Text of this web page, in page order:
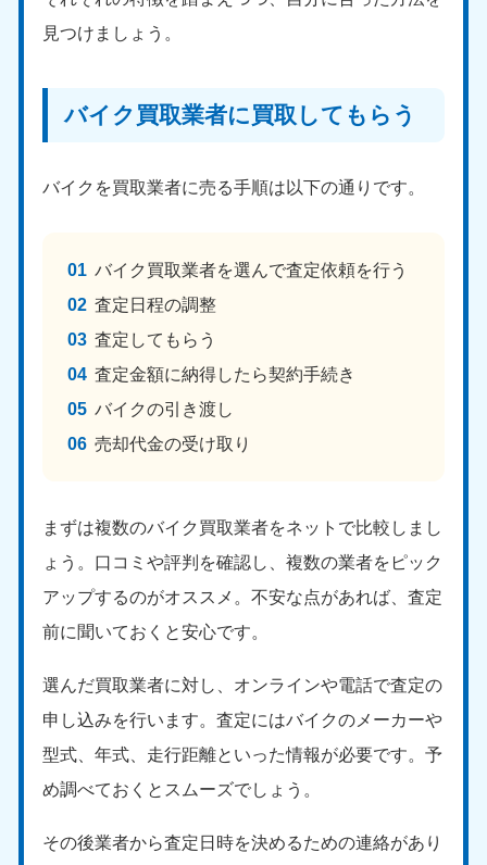
見つけましょう。
バイク買取業者に買取してもらう
バイクを買取業者に売る手順は以下の通りです。
バイク買取業者を選んで査定依頼を行う
査定日程の調整
査定してもらう
査定金額に納得したら契約手続き
バイクの引き渡し
売却代金の受け取り
まずは複数のバイク買取業者をネットで比較しまし
ょう。口コミや評判を確認し、複数の業者をピック
アップするのがオススメ。不安な点があれば、査定
前に聞いておくと安心です。
選んだ買取業者に対し、オンラインや電話で査定の
申し込みを行います。査定にはバイクのメーカーや
型式、年式、走行距離といった情報が必要です。予
め調べておくとスムーズでしょう。
その後業者から査定日時を決めるための連絡があり
福島県
関東
050-1881-5265 050-1881-5264
千葉県
050-1881-5268
9:00〜19:00 年中無休
埼玉県
栃木県
050-1881-5270
9:00〜19:00 年中無休
茨城県
050-1881-5269
群馬県
中部
愛知県
050-1881-5255
9:00〜19:00 年中無休
岐阜県
9:00〜19:00 年中無休
静岡県
050-1881-5256
9:00〜19:00 年中無休
長野県
050-1881-5260
9:00〜19:00 年中無休
福井県
9:00〜19:00 年中無休 9:00〜19:00 年中無休